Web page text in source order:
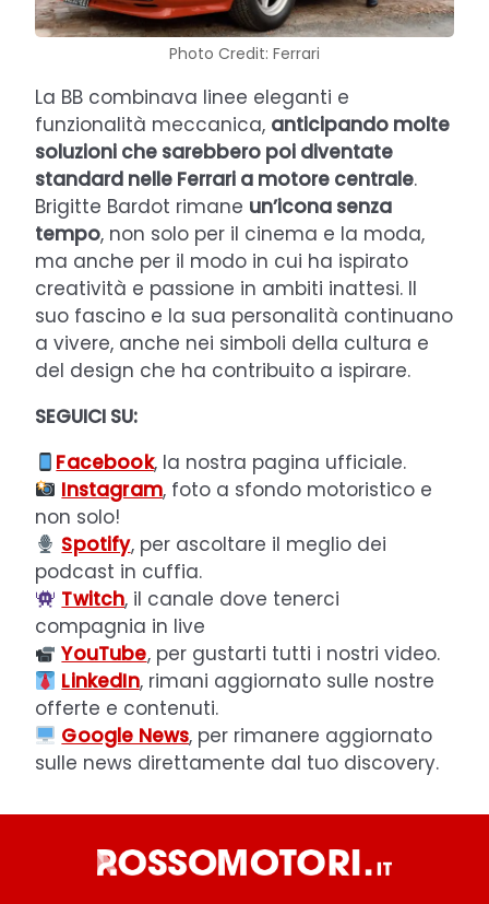
Photo Credit: Ferrari
La BB combinava linee eleganti e
funzionalità meccanica, anticipando molte
soluzioni che sarebbero poi diventate
standard nelle Ferrari a motore centrale.
Brigitte Bardot rimane un’icona senza
tempo, non solo per il cinema e la moda,
ma anche per il modo in cui ha ispirato
creatività e passione in ambiti inattesi. Il
suo fascino e la sua personalità continuano
a vivere, anche nei simboli della cultura e
del design che ha contribuito a ispirare.
SEGUICI SU:
Facebook, la nostra pagina ufficiale.
Instagram, foto a sfondo motoristico e
non solo!
Spotify, per ascoltare il meglio dei
podcast in cuffia.
Twitch, il canale dove tenerci
compagnia in live
YouTube, per gustarti tutti i nostri video.
LinkedIn, rimani aggiornato sulle nostre
offerte e contenuti.
Google News, per rimanere aggiornato
sulle news direttamente dal tuo discovery.